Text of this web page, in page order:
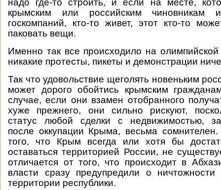
надо где-то строить, и если на месте,
крымским или российским чиновникам и
госкомпаний, кто-то живет, этот кто-то
паковать вещи.
Именно так все происходило на
никакие протесты, пикеты и демонстрации
Так что удовольствие щеголять новеньким
может дорого обойтись крымским
случае, если они взамен отобранного
хуже прежнего, они сильно рискуют,
статус любой сделки с недвижимостью,
после оккупации Крыма, весьма сомнителен.
того, что Крым всегда или хотя бы
оставаться территорией России, не
отличается от того, что происходит в
власти сразу предупредили о
территории республики.